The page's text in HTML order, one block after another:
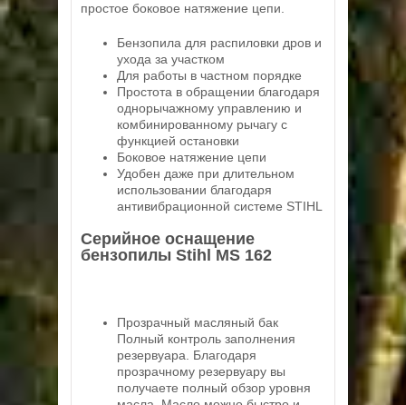
простое боковое натяжение цепи.
Бензопила для распиловки дров и
ухода за участком
Для работы в частном порядке
Простота в обращении благодаря
однорычажному управлению и
комбинированному рычагу с
функцией остановки
Боковое натяжение цепи
Удобен даже при длительном
использовании благодаря
антивибрационной системе STIHL
Серийное оснащение
бензопилы Stihl MS 162
Прозрачный масляный бак
Полный контроль заполнения
резервуара. Благодаря
прозрачному резервуару вы
получаете полный обзор уровня